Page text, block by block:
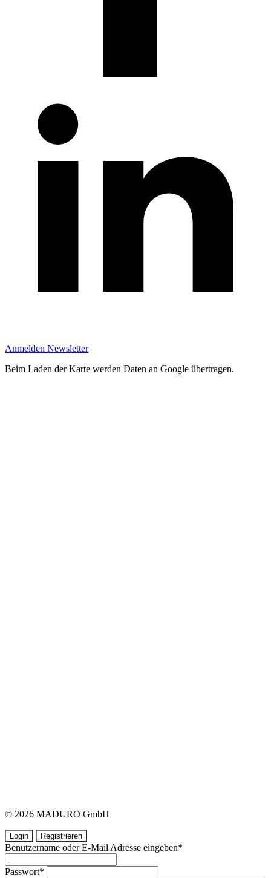
Anmelden Newsletter
Beim Laden der Karte werden Daten an Google übertragen.
© 2026 MADURO GmbH
Login Registrieren
Benutzername oder E-Mail Adresse eingeben*
Passwort*